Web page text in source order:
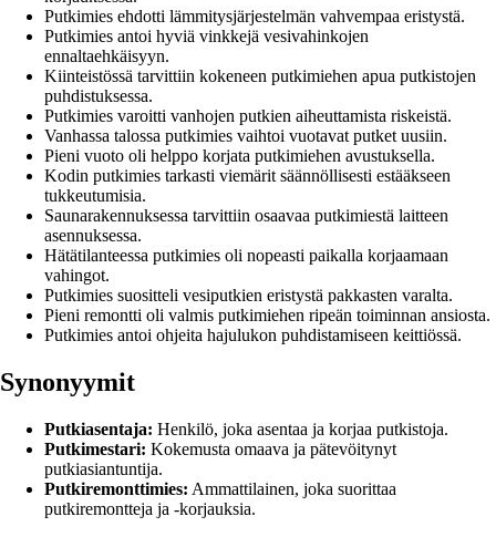
Putkimies ehdotti lämmitysjärjestelmän vahvempaa eristystä.
Putkimies antoi hyviä vinkkejä vesivahinkojen
ennaltaehkäisyyn.
Kiinteistössä tarvittiin kokeneen putkimiehen apua putkistojen
puhdistuksessa.
Putkimies varoitti vanhojen putkien aiheuttamista riskeistä.
Vanhassa talossa putkimies vaihtoi vuotavat putket uusiin.
Pieni vuoto oli helppo korjata putkimiehen avustuksella.
Kodin putkimies tarkasti viemärit säännöllisesti estääkseen
tukkeutumisia.
Saunarakennuksessa tarvittiin osaavaa putkimiestä laitteen
asennuksessa.
Hätätilanteessa putkimies oli nopeasti paikalla korjaamaan
vahingot.
Putkimies suositteli vesiputkien eristystä pakkasten varalta.
Pieni remontti oli valmis putkimiehen ripeän toiminnan ansiosta.
Putkimies antoi ohjeita hajulukon puhdistamiseen keittiössä.
Synonyymit
Putkiasentaja: Henkilö, joka asentaa ja korjaa putkistoja.
Putkimestari: Kokemusta omaava ja pätevöitynyt
putkiasiantuntija.
Putkiremonttimies: Ammattilainen, joka suorittaa
putkiremontteja ja -korjauksia.